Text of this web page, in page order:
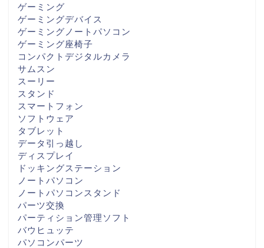
ゲーミング
ゲーミングデバイス
ゲーミングノートパソコン
ゲーミング座椅子
コンパクトデジタルカメラ
サムスン
スーリー
スタンド
スマートフォン
ソフトウェア
タブレット
データ引っ越し
ディスプレイ
ドッキングステーション
ノートパソコン
ノートパソコンスタンド
パーツ交換
パーティション管理ソフト
バウヒュッテ
パソコンパーツ